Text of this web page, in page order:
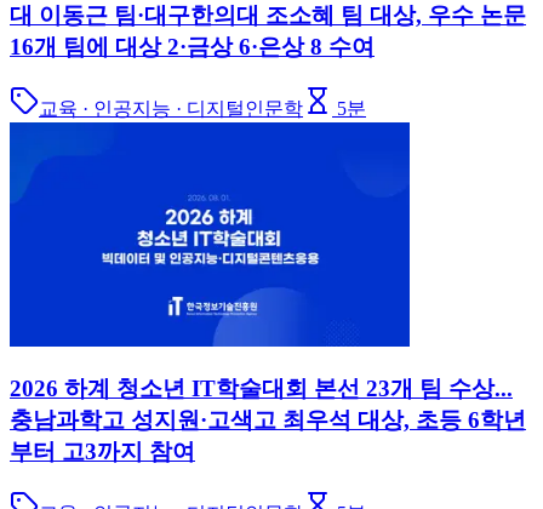
대 이동근 팀·대구한의대 조소혜 팀 대상, 우수 논문
16개 팀에 대상 2·금상 6·은상 8 수여
교육 · 인공지능 · 디지털인문학 5분
2026 하계 청소년 IT학술대회 본선 23개 팀 수상...
충남과학고 성지원·고색고 최우석 대상, 초등 6학년
부터 고3까지 참여